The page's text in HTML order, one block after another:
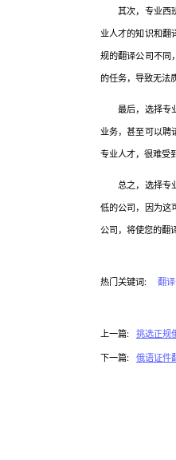
其次，专业西班
业人才的知识和翻
规的翻译公司不同
的任务，导致无法
最后，选择专业
业务，甚至可以聘
专业人才，很难受
总之，选择专业
低的公司，因为这
公司，将使您的翻
热门关键词: 翻
上一篇: 挑选正规
下一篇: 俄语证件